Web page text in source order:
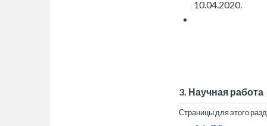
10.04.2020.
3. Научная работа
Страницы для этого